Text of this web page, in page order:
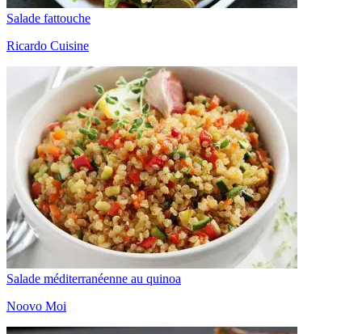
Salade fattouche
Ricardo Cuisine
Salade méditerranéenne au quinoa
Noovo Moi